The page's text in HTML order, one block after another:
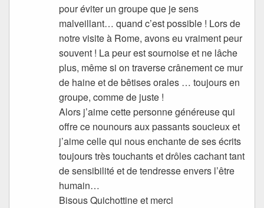
pour éviter un groupe que je sens
malveillant… quand c’est possible ! Lors de
notre visite à Rome, avons eu vraiment peur
souvent ! La peur est sournoise et ne lâche
plus, même si on traverse crânement ce mur
de haine et de bêtises orales … toujours en
groupe, comme de juste !
Alors j’aime cette personne généreuse qui
offre ce nounours aux passants soucieux et
j’aime celle qui nous enchante de ses écrits
toujours très touchants et drôles cachant tant
de sensibilité et de tendresse envers l’être
humain…
Bisous Quichottine et merci